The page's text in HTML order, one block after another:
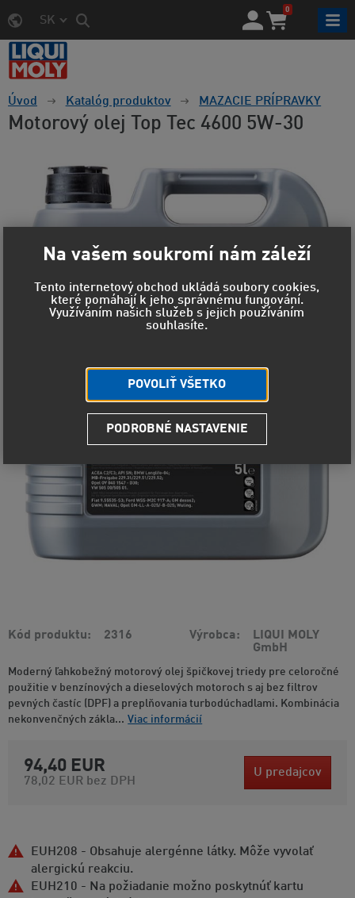
SK
0
Úvod Katalóg produktov MAZACIE PRÍPRAVKY
Motorový olej Top Tec 4600 5W-30
Kód produktu 2316 Výrobca
LIQUI MOLY
GmbH
Moderný ľahkobežný motorový olej špičkovej triedy pre celoročné
použitie v benzínových a dieselových motoroch s aj bez filtrov
pevných častíc (DPF) a preplňovania turbodúchadlami. Kombinácia
nekonvenčných zákla... Viac informácií
94,40 EUR
78,02 EUR bez DPH
U predajcov
EUH208 - Obsahuje alergénne látky. Môže vyvolať
alergickú reakciu.
EUH210 - Na požiadanie možno poskytnúť kartu
Na vašem soukromí nám záleží
Tento internetový obchod ukládá soubory cookies,
které pomáhají k jeho správnému fungování.
Využíváním našich služeb s jejich používáním
souhlasíte.
POVOLIŤ VŠETKO
PODROBNÉ NASTAVENIE